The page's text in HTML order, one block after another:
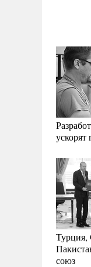
ускорят
Турция,
союз